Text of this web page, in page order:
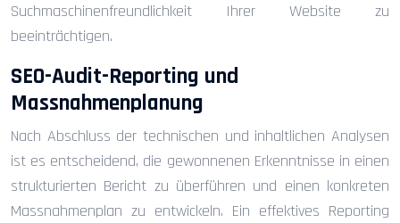
Suchmaschinenfreundlichkeit Ihrer Website zu
beeinträchtigen.
SEO-Audit-Reporting und
Massnahmenplanung
Nach Abschluss der technischen und inhaltlichen Analysen
ist es entscheidend, die gewonnenen Erkenntnisse in einen
strukturierten Bericht zu überführen und einen konkreten
Massnahmenplan zu entwickeln. Ein effektives Reporting